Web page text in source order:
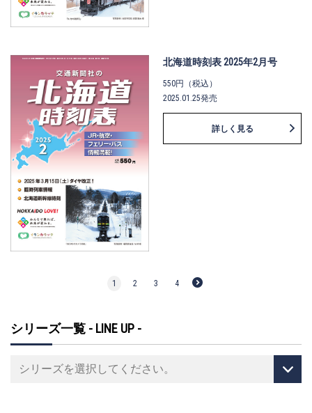
北海道時刻表 2025年2月号
550円（税込）
2025.01.25発売
詳しく見る
1 2 3 4
シリーズ一覧 - LINE UP -